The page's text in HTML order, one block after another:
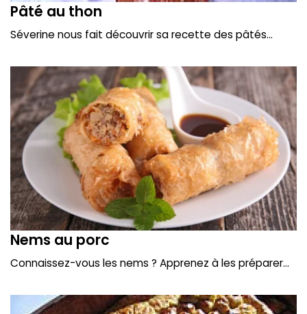
Pâté au thon
Séverine nous fait découvrir sa recette des pâtés...
Nems au porc
Connaissez-vous les nems ? Apprenez à les préparer...